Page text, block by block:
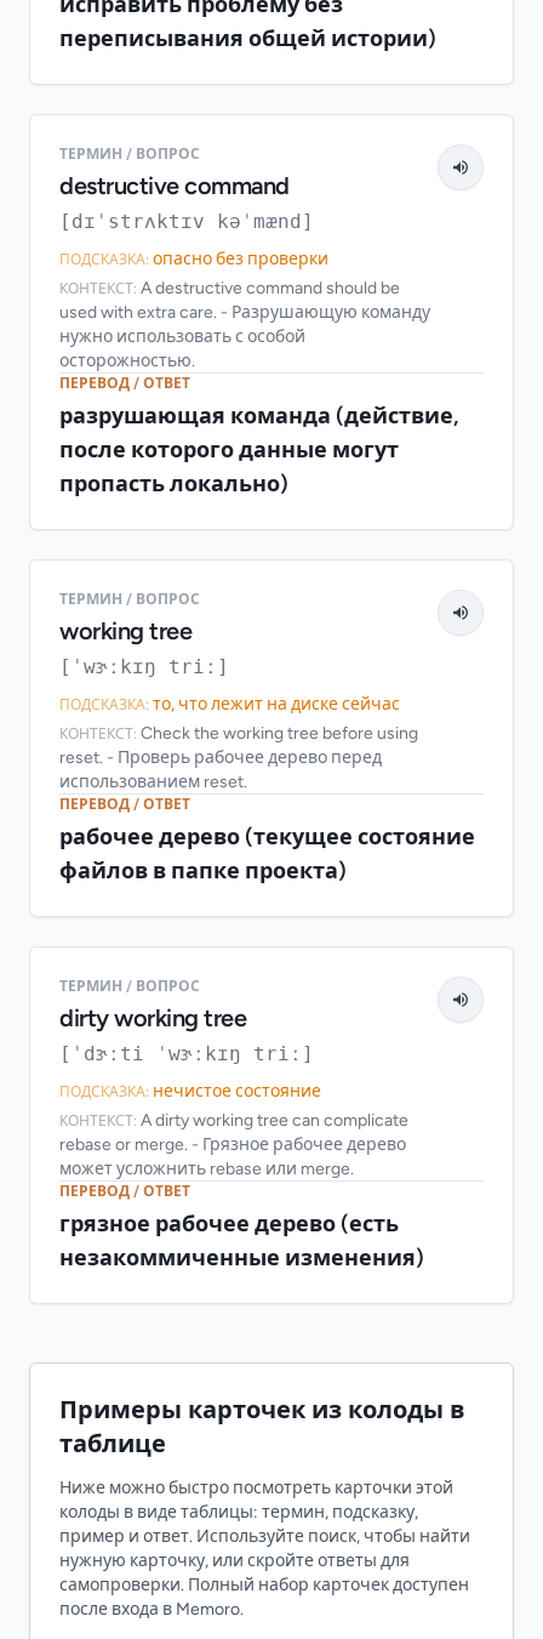
переписывания общей истории)
ТЕРМИН / ВОПРОС
destructive command
[dɪˈstrʌktɪv kəˈmænd]
ПОДСКАЗКА: опасно без проверки
КОНТЕКСТ: A destructive command should be
used with extra care. - Разрушающую команду
нужно использовать с особой
осторожностью.
ПЕРЕВОД / ОТВЕТ
разрушающая команда (действие,
после которого данные могут
пропасть локально)
ТЕРМИН / ВОПРОС
working tree
[ˈwɝːkɪŋ triː]
ПОДСКАЗКА: то, что лежит на диске сейчас
КОНТЕКСТ: Check the working tree before using
reset. - Проверь рабочее дерево перед
использованием reset.
ПЕРЕВОД / ОТВЕТ
рабочее дерево (текущее состояние
файлов в папке проекта)
ТЕРМИН / ВОПРОС
dirty working tree
[ˈdɝːti ˈwɝːkɪŋ triː]
ПОДСКАЗКА: нечистое состояние
КОНТЕКСТ: A dirty working tree can complicate
rebase or merge. - Грязное рабочее дерево
может усложнить rebase или merge.
ПЕРЕВОД / ОТВЕТ
грязное рабочее дерево (есть
незакоммиченные изменения)
Примеры карточек из колоды в
таблице
Ниже можно быстро посмотреть карточки этой
колоды в виде таблицы: термин, подсказку,
пример и ответ. Используйте поиск, чтобы найти
нужную карточку, или скройте ответы для
самопроверки. Полный набор карточек доступен
после входа в Memoro.